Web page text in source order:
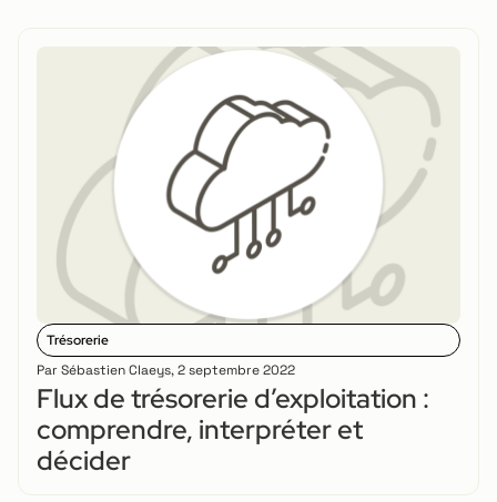
Trésorerie
Par Sébastien Claeys,2 septembre 2022
Flux de trésorerie d’exploitation :
comprendre, interpréter et
décider